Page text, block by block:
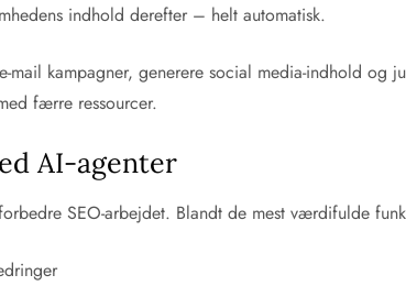
indhold derefter – helt automatisk.
mail kampagner, generere social media-indhold og
færre ressourcer.
AI-agenter
SEO-arbejdet. Blandt de mest værdifulde